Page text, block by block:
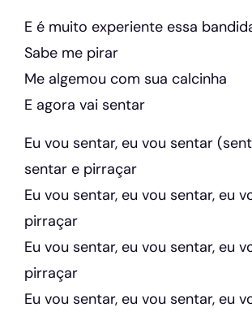
E é muito experiente essa
Sabe me pirar
Me algemou com sua calcinha
E agora vai sentar
Eu vou sentar, eu vou sentar
sentar e pirraçar
Eu vou sentar, eu vou sentar, eu
pirraçar
Eu vou sentar, eu vou sentar, eu
pirraçar
Eu vou sentar, eu vou sentar, eu